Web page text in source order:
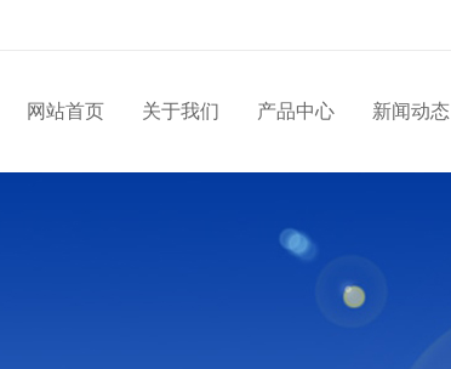
网站首页 关于我们 产品中心 新闻动态